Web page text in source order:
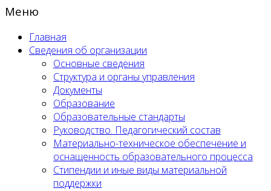
Меню
Главная
Сведения об организации
Основные сведения
Структура и органы управления
Документы
Образование
Образовательные стандарты
Руководство. Педагогический состав
Материально-техническое обеспечение и
оснащенность образовательного процесса
Стипендии и иные виды материальной
поддержки